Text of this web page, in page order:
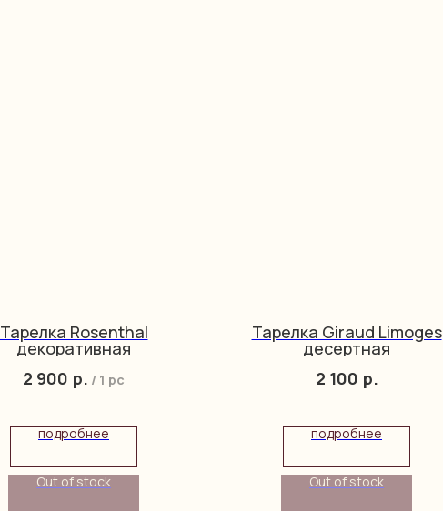
Тарелка Rosenthal
декоративная
2 900 р. / 1 pc
подробнее
Out of stock
Тарелка Giraud Limoges
десертная
2 100 р.
подробнее
Out of stock